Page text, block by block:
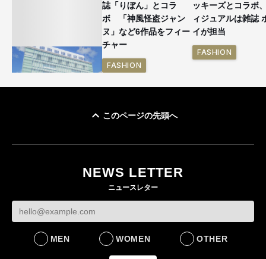
誌「りぼん」とコラ
ボ 「神風怪盗ジャン
ヌ」など6作品をフィー
チャー
FASHION
ッキーズとコラボ
ィジュアルは雑誌
イが担当
FASHION
このページの先頭へ
NEWS LETTER
ニュースレター
MEN WOMEN OTHER